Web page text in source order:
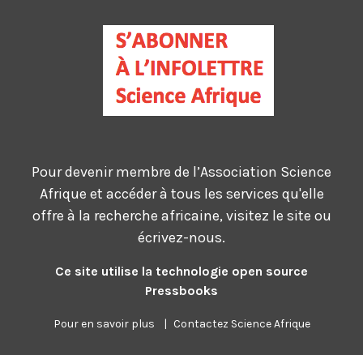
Pour devenir membre de l’Association Science
Afrique et accéder à tous les services qu'elle
offre à la recherche africaine, visitez le site ou
écrivez-nous.
Ce site utilise la technologie open source
Pressbooks
Pour en savoir plus | Contactez Science Afrique